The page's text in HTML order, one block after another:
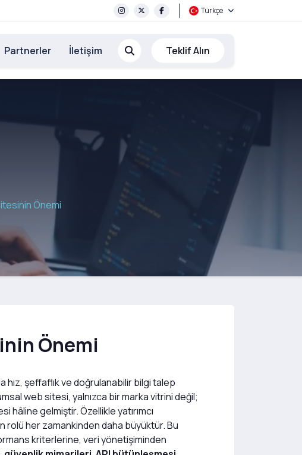
Türkçe
Partnerler İletişim Teklif Alın
Önemi
Önemi
hız, şeffaflık ve doğrulanabilir bilgi talep
web sitesi, yalnızca bir marka vitrini değil;
gelmiştir. Özellikle yatırımcı
rolü her zamankinden daha büyüktür. Bu
kriterlerine, veri yönetişiminden